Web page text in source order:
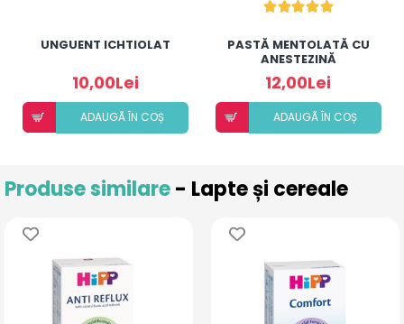
UNGUENT ICHTIOLAT
10,00Lei
ADAUGÃ ÎN COȘ
PASTĂ MENTOLATĂ CU
ANESTEZINĂ
12,00Lei
ADAUGÃ ÎN COȘ
Produse similare- Lapte și cereale